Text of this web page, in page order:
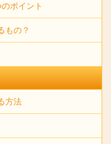
ポイント
もの？
方法